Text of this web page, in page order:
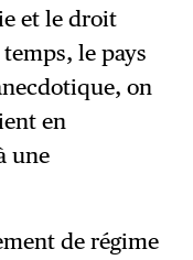
et le droit
le pays
on
en
une
de régime